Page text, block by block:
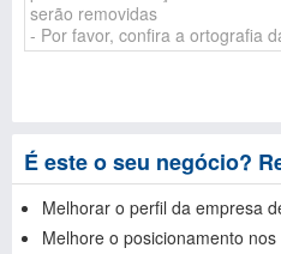
É este o seu negócio?
Melhorar o perfil da empresa
Melhore o posicionamento